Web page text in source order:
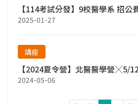
【114考試分發】9校醫學系 招公
2025-01-27
講座
【2024夏令營】北醫醫學營╳5/
2024-05-06